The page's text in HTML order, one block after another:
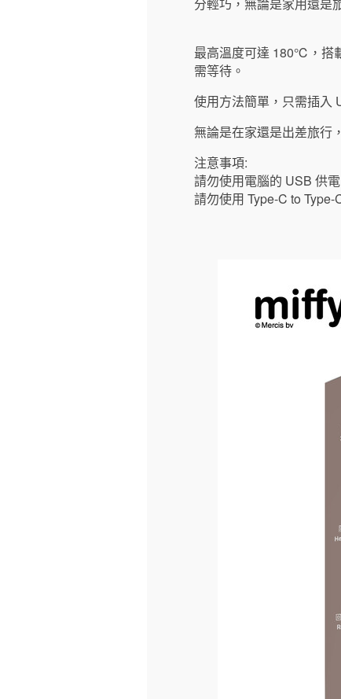
最高溫度可達 180℃，搭
需等待。
使用方法簡單，只需插入
無論是在家還是出差旅行
注意事項:
請勿使用電腦的 USB 供電
請勿使用 Type-C to Type-